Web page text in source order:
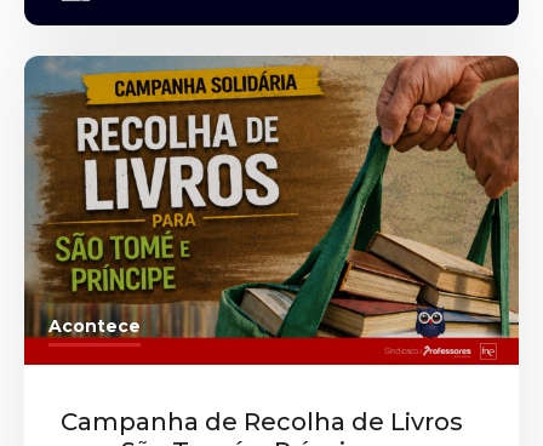
Acontece
Campanha de Recolha de Livros